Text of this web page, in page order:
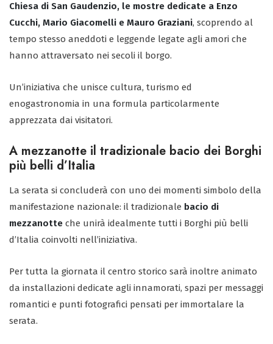
Chiesa di San Gaudenzio, le mostre dedicate a Enzo
Cucchi, Mario Giacomelli e Mauro Graziani, scoprendo al
tempo stesso aneddoti e leggende legate agli amori che
hanno attraversato nei secoli il borgo.
Un’iniziativa che unisce cultura, turismo ed
enogastronomia in una formula particolarmente
apprezzata dai visitatori.
A mezzanotte il tradizionale bacio dei Borghi
più belli d’Italia
La serata si concluderà con uno dei momenti simbolo della
manifestazione nazionale: il tradizionale bacio di
mezzanotte che unirà idealmente tutti i Borghi più belli
d’Italia coinvolti nell’iniziativa.
Per tutta la giornata il centro storico sarà inoltre animato
da installazioni dedicate agli innamorati, spazi per messaggi
romantici e punti fotografici pensati per immortalare la
serata.